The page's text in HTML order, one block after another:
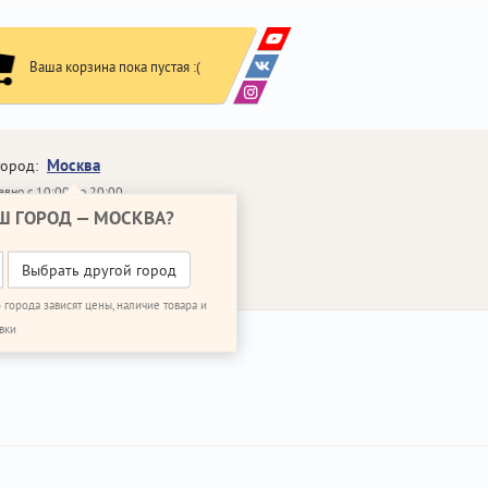
Ваша корзина пока пустая :(
Москва
ГОРОД — МОСКВА?
Выбрать другой город
зависят цены, наличие товара и
с 10:00 до 20:00
648-64-30
МНЕ